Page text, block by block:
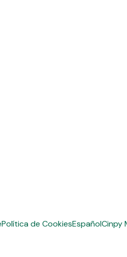
Política de CookiesEspañolCinpy